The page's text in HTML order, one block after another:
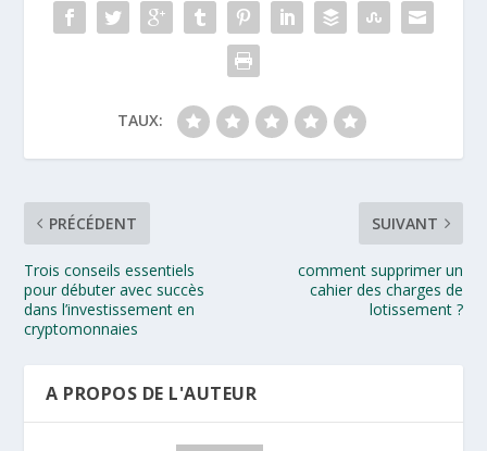
TAUX:
PRÉCÉDENT
Trois conseils essentiels
pour débuter avec succès
dans l’investissement en
cryptomonnaies
SUIVANT
comment supprimer un
cahier des charges de
lotissement ?
A PROPOS DE L'AUTEUR